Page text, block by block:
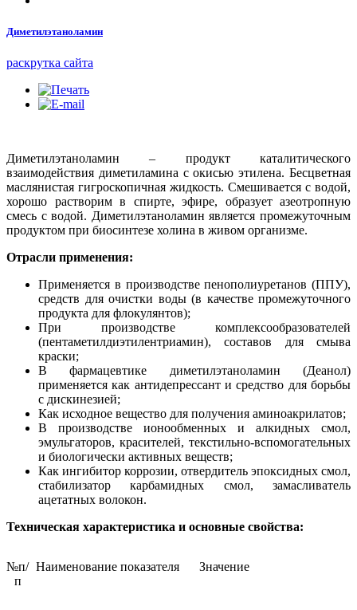
Диметилэтаноламин
раскрутка сайта
Диметилэтаноламин – продукт каталитического
взаимодействия диметиламина с окисью этилена. Бесцветная
маслянистая гигроскопичная жидкость. Смешивается с водой,
хорошо растворим в спирте, эфире, образует азеотропную
смесь с водой. Диметилэтаноламин является промежуточным
продуктом при биосинтезе холина в живом организме.
Отрасли применения:
Применяется в производстве пенополиуретанов (ППУ),
средств для очистки воды (в качестве промежуточного
продукта для флокулянтов);
При производстве комплексообразователей
(пентаметилдиэтилентриамин), составов для смыва
краски;
В фармацевтике диметилэтаноламин (Деанол)
применяется как антидепрессант и средство для борьбы
с дискинезией;
Как исходное вещество для получения аминоакрилатов;
В производстве ионообменных и алкидных смол,
эмульгаторов, красителей, текстильно-вспомогательных
и биологически активных веществ;
Как ингибитор коррозии, отвердитель эпоксидных смол,
стабилизатор карбамидных смол, замасливатель
ацетатных волокон.
Техническая характеристика и основные свойства:
№п/
п
Наименование показателя Значение